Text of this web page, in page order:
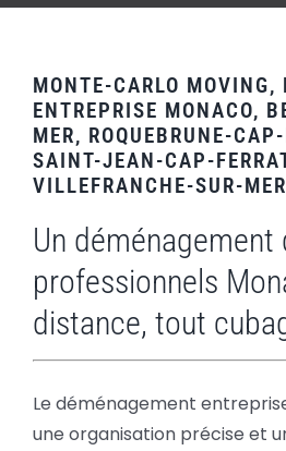
MONTE-CARLO MOVING,
ENTREPRISE MONACO,
MER, ROQUEBRUNE-
SAINT-JEAN-CAP-
VILLEFRANCHE-SUR-
Un déménagement
professionnels
distance, tout
Le déménagement
une organisation précise et